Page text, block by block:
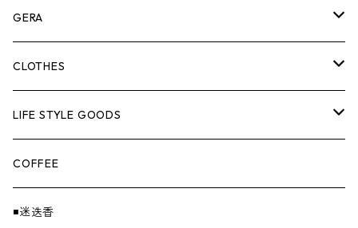
ASOMATOUS
HANGBURGER（ハングバーガー）
EX-GATE（エクスゲート）
COLLABORATION
UNITIUM.
THE UNFORM STORE オリジナル
GERA
ランタン＆ライト
クッカー＆カトラリー
バーナー
焚火
CLOTHES
TOPS
PANTS
CAP
LIFE STYLE GOODS
ステッカー
COFFEE
◾️迷迭香